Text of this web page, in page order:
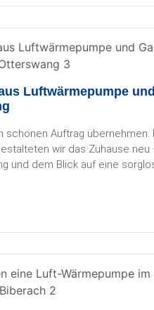
Luftwärmepumpe
schönen Auftrag übernehmen:
wir das Zuhause neu
und dem Blick auf eine